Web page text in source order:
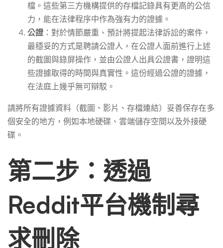
檔。這些第三方機構提供的存檔記錄具有更高的公信
力，能在法律程序中作為強有力的證據。
公證 ：對於情節嚴重、預計將提起法律訴訟的案件，
最穩妥的方式是聘請公證人，在公證人面前進行上述
的截圖與錄屏操作，並由公證人出具公證書，證明這
些證據取得的時間與真實性。這份經過公證的證據，
在法庭上幾乎無可辯駁。
請將所有證據資料（截圖、影片、存檔連結）妥善保存在多
個安全的地方，例如本地硬碟、雲端儲存空間以及外接硬
碟。
第二步：透過
Reddit平台機制尋
求刪除